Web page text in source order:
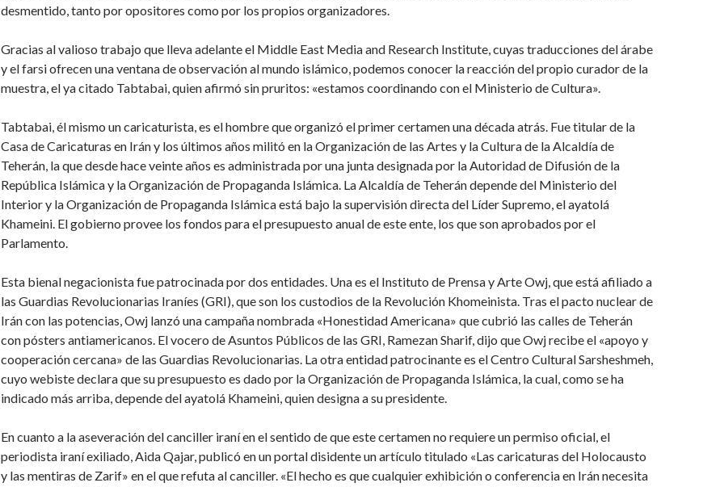
desmentido, tanto por opositores como por los propios organizadores.
Gracias al valioso trabajo que lleva adelante el Middle East Media and Research Institute, cuyas traducciones del árabe
y el farsi ofrecen una ventana de observación al mundo islámico, podemos conocer la reacción del propio curador de la
muestra, el ya citado Tabtabai, quien afirmó sin pruritos: «estamos coordinando con el Ministerio de Cultura».
Tabtabai, él mismo un caricaturista, es el hombre que organizó el primer certamen una década atrás. Fue titular de la
Casa de Caricaturas en Irán y los últimos años militó en la Organización de las Artes y la Cultura de la Alcaldía de
Teherán, la que desde hace veinte años es administrada por una junta designada por la Autoridad de Difusión de la
República Islámica y la Organización de Propaganda Islámica. La Alcaldía de Teherán depende del Ministerio del
Interior y la Organización de Propaganda Islámica está bajo la supervisión directa del Líder Supremo, el ayatolá
Khameini. El gobierno provee los fondos para el presupuesto anual de este ente, los que son aprobados por el
Parlamento.
Esta bienal negacionista fue patrocinada por dos entidades. Una es el Instituto de Prensa y Arte Owj, que está afiliado a
las Guardias Revolucionarias Iraníes (GRI), que son los custodios de la Revolución Khomeinista. Tras el pacto nuclear de
Irán con las potencias, Owj lanzó una campaña nombrada «Honestidad Americana» que cubrió las calles de Teherán
con pósters antiamericanos. El vocero de Asuntos Públicos de las GRI, Ramezan Sharif, dijo que Owj recibe el «apoyo y
cooperación cercana» de las Guardias Revolucionarias. La otra entidad patrocinante es el Centro Cultural Sarsheshmeh,
cuyo webiste declara que su presupuesto es dado por la Organización de Propaganda Islámica, la cual, como se ha
indicado más arriba, depende del ayatolá Khameini, quien designa a su presidente.
En cuanto a la aseveración del canciller iraní en el sentido de que este certamen no requiere un permiso oficial, el
periodista iraní exiliado, Aida Qajar, publicó en un portal disidente un artículo titulado «Las caricaturas del Holocausto
y las mentiras de Zarif» en el que refuta al canciller. «El hecho es que cualquier exhibición o conferencia en Irán necesita